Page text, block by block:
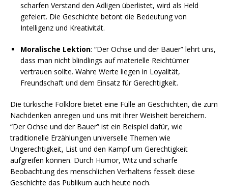
scharfen Verstand den Adligen überlistet, wird als Held
gefeiert. Die Geschichte betont die Bedeutung von
Intelligenz und Kreativität.
Moralische Lektion: “Der Ochse und der Bauer” lehrt uns,
dass man nicht blindlings auf materielle Reichtümer
vertrauen sollte. Wahre Werte liegen in Loyalität,
Freundschaft und dem Einsatz für Gerechtigkeit.
Die türkische Folklore bietet eine Fülle an Geschichten, die zum
Nachdenken anregen und uns mit ihrer Weisheit bereichern.
“Der Ochse und der Bauer” ist ein Beispiel dafür, wie
traditionelle Erzählungen universelle Themen wie
Ungerechtigkeit, List und den Kampf um Gerechtigkeit
aufgreifen können. Durch Humor, Witz und scharfe
Beobachtung des menschlichen Verhaltens fesselt diese
Geschichte das Publikum auch heute noch.